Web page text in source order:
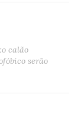
calão
serão